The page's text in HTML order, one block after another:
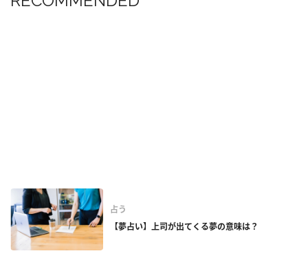
占う
【夢占い】上司が出てくる夢の意味は？